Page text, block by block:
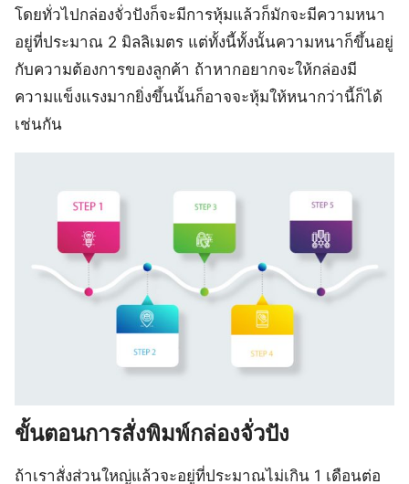
โดยทั่วไปกล่องจั่วปังก็จะมีการหุ้มแล้วก็มักจะมีความหนา
อยู่ที่ประมาณ 2 มิลลิเมตร แต่ทั้งนี้ทั้งนั้นความหนาก็ขึ้นอยู่
กับความต้องการของลูกค้า ถ้าหากอยากจะให้กล่องมี
ความแข็งแรงมากยิ่งขึ้นนั้นก็อาจจะหุ้มให้หนากว่านี้ก็ได้
เช่นกัน
ขั้นตอนการสั่งพิมพ์กล่องจั่วปัง
ถ้าเราสั่งส่วนใหญ่แล้วจะอยู่ที่ประมาณไม่เกิน 1 เดือนต่อ